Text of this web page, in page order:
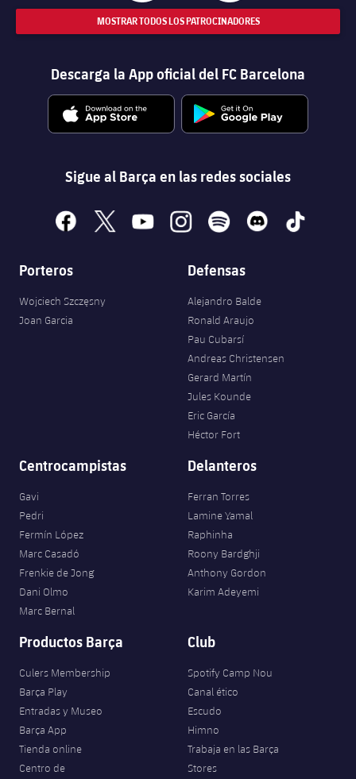
MOSTRAR TODOS LOS PATROCINADORES
Descarga la App oficial del FC Barcelona
Sigue al Barça en las redes sociales
facebook
x youtubeinstagramspotify discord tiktok
Porteros
Wojciech Szczęsny
Joan Garcia
Defensas
Alejandro Balde
Ronald Araujo
Pau Cubarsí
Andreas Christensen
Gerard Martín
Jules Kounde
Eric García
Héctor Fort
Centrocampistas
Gavi
Pedri
Fermín López
Marc Casadó
Frenkie de Jong
Dani Olmo
Marc Bernal
Delanteros
Ferran Torres
Lamine Yamal
Raphinha
Roony Bardghji
Anthony Gordon
Karim Adeyemi
Productos Barça
Culers Membership
Barça Play
Entradas y Museo
Barça App
Tienda online
Centro de
Club
Spotify Camp Nou
Canal ético
Escudo
Himno
Trabaja en las Barça
Stores